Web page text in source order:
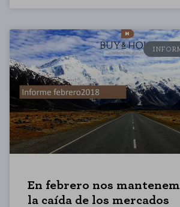
En febrero nos
la caída de los mercados